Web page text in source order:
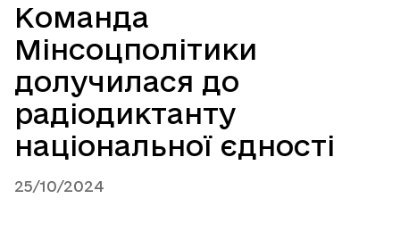
Команда
Мінсоцполітики
долучилася до
радіодиктанту
національної єдності
25/10/2024